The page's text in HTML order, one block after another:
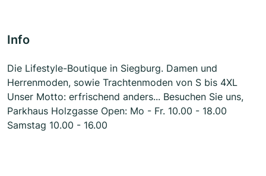
Info
Die Lifestyle-Boutique in Siegburg. Damen und
Herrenmoden, sowie Trachtenmoden von S bis 4XL
Unser Motto: erfrischend anders... Besuchen Sie uns,
Parkhaus Holzgasse Open: Mo - Fr. 10.00 - 18.00
Samstag 10.00 - 16.00